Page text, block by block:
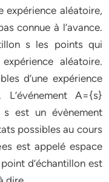
expérience aléatoire,
connue à l’avance.
s les points qui
aléatoire.
d’une expérience
A={s}
s est un évènement
possibles au cours
est appelé espace
d’échantillon est